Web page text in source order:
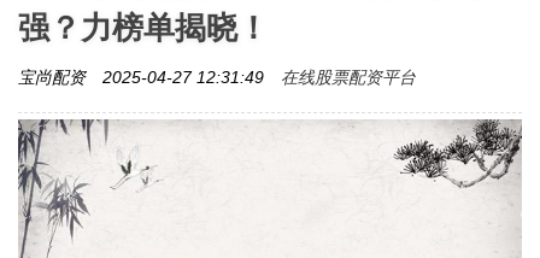
强？力榜单揭晓！
宝尚配资 2025-04-27 12:31:49 在线股票配资平台